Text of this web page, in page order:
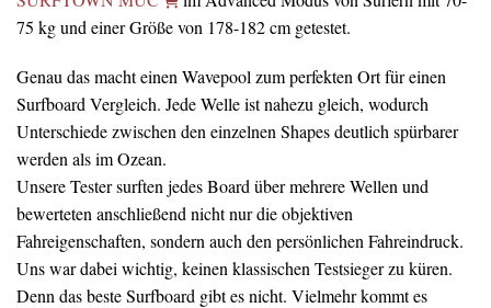
75 kg und einer Größe von 178-182 cm getestet.
Genau das macht einen Wavepool zum perfekten Ort für einen
Surfboard Vergleich. Jede Welle ist nahezu gleich, wodurch
Unterschiede zwischen den einzelnen Shapes deutlich spürbarer
werden als im Ozean.
Unsere Tester surften jedes Board über mehrere Wellen und
bewerteten anschließend nicht nur die objektiven
Fahreigenschaften, sondern auch den persönlichen Fahreindruck.
Uns war dabei wichtig, keinen klassischen Testsieger zu küren.
Denn das beste Surfboard gibt es nicht. Vielmehr kommt es